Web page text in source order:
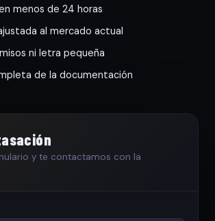
menos de 24 horas
al mercado actual
ni letra pequeña
de la documentación
y te contactamos con la